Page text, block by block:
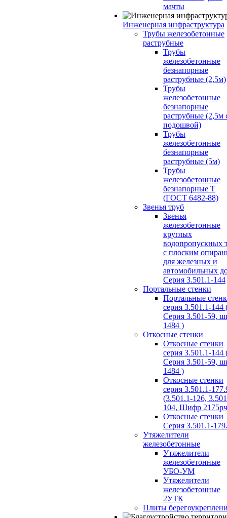
мачты
Инженерная инфраструктура
Трубы железобетонные
раструбные
Трубы
железобетонные
безнапорные
раструбные (2,5м)
Трубы
железобетонные
безнапорные
раструбные (2,5м
подошвой)
Трубы
железобетонные
безнапорные
раструбные (5м)
Трубы
железобетонные
безнапорные Т
(ГОСТ 6482-88)
Звенья труб
Звенья
железобетонные
круглых
водопропускных
с плоским
для железных и
автомобильных
Серия 3.501.1-144
Портальные стенки
Портальные
серия 3.501.1-144
Серия 3.501-59,
1484 )
Откосные стенки
Откосные стенки
серия 3.501.1-144
Серия 3.501-59,
1484 )
Откосные стенки
серия 3.501.1-
(3.501.1-126,
104, Шифр
Откосные стенки
Серия 3.501.1-
Утяжелители
железобетонные
Утяжелители
железобетонные
УБО-УМ
Утяжелители
железобетонные
2УТК
Плиты